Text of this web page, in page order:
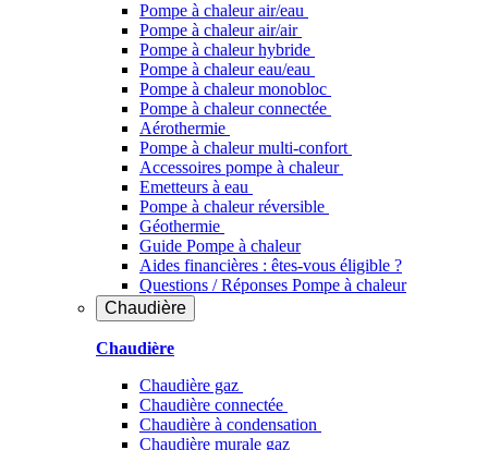
Pompe à chaleur air/eau
Pompe à chaleur air/air
Pompe à chaleur hybride
Pompe à chaleur​ eau/eau
Pompe à chaleur monobloc
Pompe à chaleur connectée
Aérothermie
Pompe à chaleur multi-confort
Accessoires pompe à chaleur
Emetteurs à eau
Pompe à chaleur réversible
Géothermie
Guide Pompe à chaleur
Aides financières : êtes-vous éligible ?
Questions / Réponses Pompe à chaleur
Chaudière
Chaudière
Chaudière gaz
Chaudière connectée
Chaudière à condensation
Chaudière murale gaz